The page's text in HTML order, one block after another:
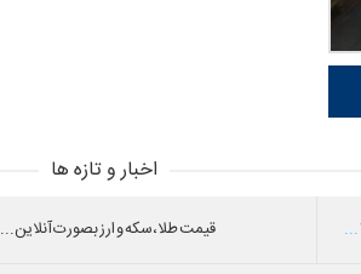
اخبار و تازه ها
قیمت طلا،سکه و ارز بصورت آنلاین...